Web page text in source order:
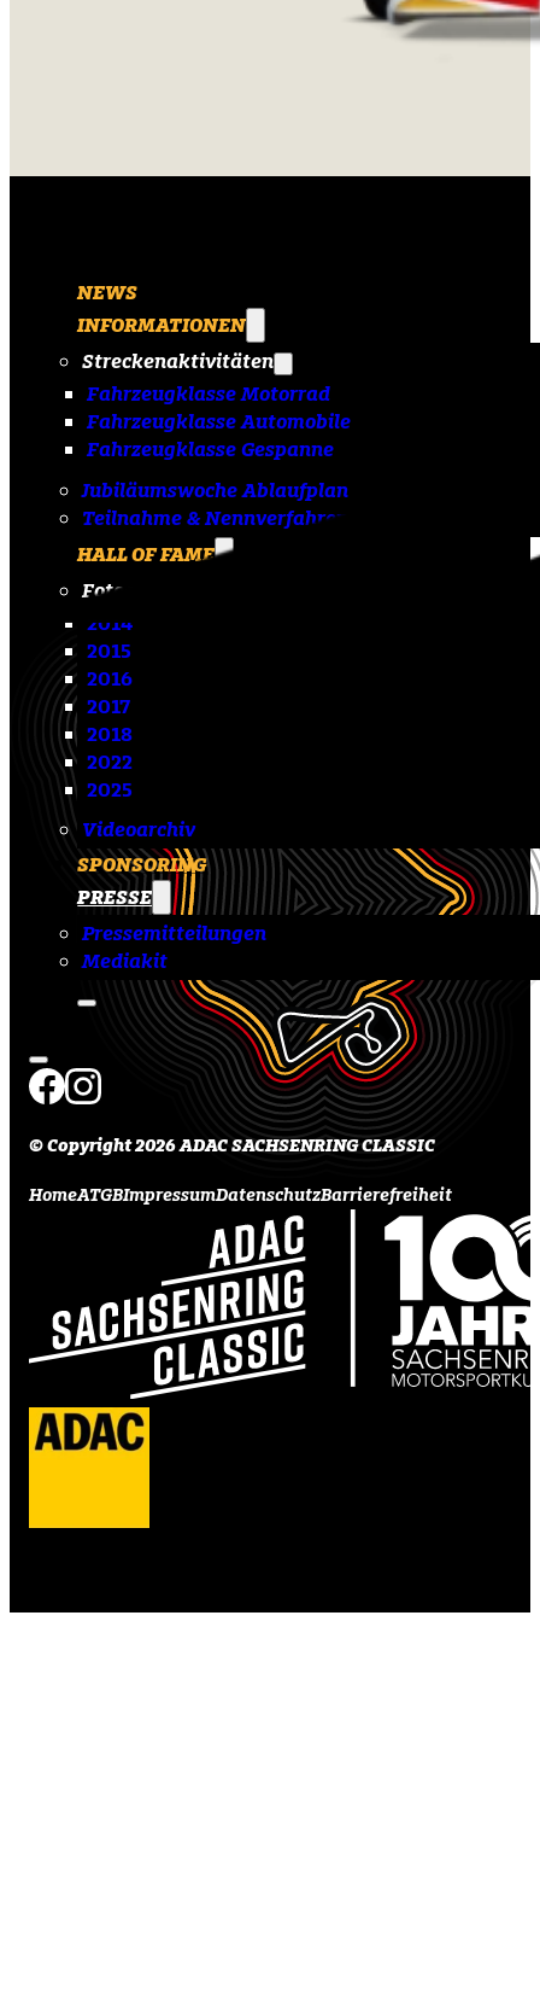
NEWS
INFORMATIONEN
Streckenaktivitäten
Fahrzeugklasse Motorrad
Fahrzeugklasse Automobile
Fahrzeugklasse Gespanne
Jubiläumswoche Ablaufplan
Teilnahme & Nennverfahren
HALL OF FAME
Fotoarchiv
2014
2015
2016
2017
2018
2022
2025
Videoarchiv
SPONSORING
PRESSE
Pressemitteilungen
Mediakit
© Copyright 2026 ADAC SACHSENRING CLASSIC
HomeATGBImpressumDatenschutzBarrierefreiheit